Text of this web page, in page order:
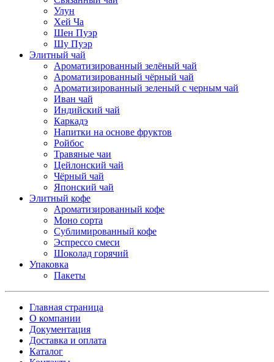
Улун
Хей Ча
Шен Пуэр
Шу Пуэр
Элитный чай
Ароматизированный зелёный чай
Ароматизированный чёрный чай
Ароматизированный зеленый с черным чай
Иван чай
Индийский чай
Каркадэ
Напитки на основе фруктов
Ройбос
Травяные чаи
Цейлонский чай
Чёрный чай
Японский чай
Элитный кофе
Ароматизированный кофе
Моно сорта
Сублимированный кофе
Эспрессо смеси
Шоколад горячий
Упаковка
Пакеты
Главная страница
О компании
Документация
Доставка и оплата
Каталог